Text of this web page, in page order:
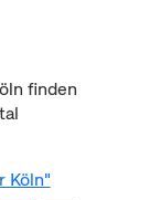
finden
Köln"